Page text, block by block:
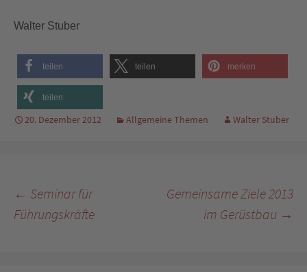
Walter Stuber
teilen teilen merken
teilen
20. Dezember 2012 Allgemeine Themen Walter Stuber
Beitragsnavigation
← Seminar für
Führungskräfte
Gemeinsame Ziele 2013
im Gerüstbau →